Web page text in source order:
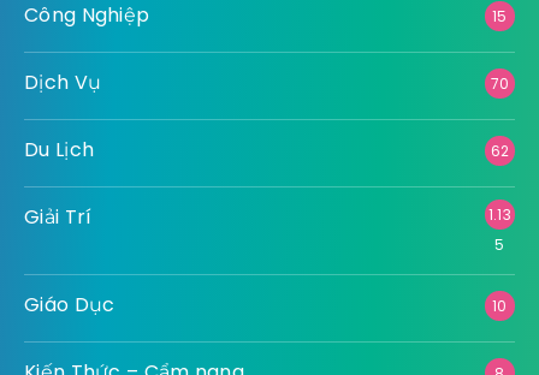
Công Nghiệp 15
Dịch Vụ 70
Du Lịch 62
Giải Trí
1.13
5
Giáo Dục 10